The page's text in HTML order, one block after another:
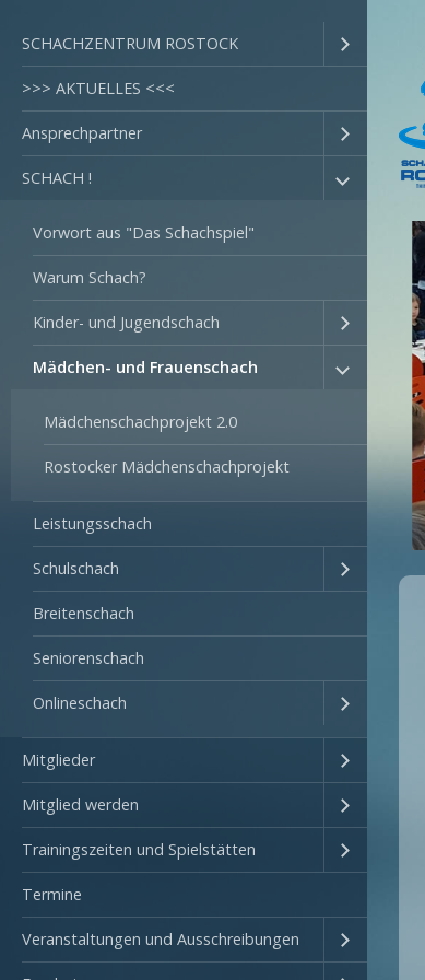
SCHACHZENTRUM ROSTOCK
>>> AKTUELLES <<<
Ansprechpartner
SCHACH !
Vorwort aus "Das Schachspiel"
Warum Schach?
Kinder- und Jugendschach
Mädchen- und Frauenschach
Mädchenschachprojekt 2.0
Rostocker Mädchenschachprojekt
Leistungsschach
Schulschach
Breitenschach
Seniorenschach
Onlineschach
Mitglieder
Mitglied werden
Trainingszeiten und Spielstätten
Termine
Veranstaltungen und Ausschreibungen